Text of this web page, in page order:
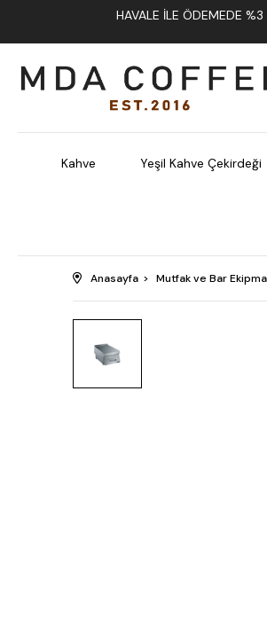
HAVALE İLE ÖDEMEDE
Kahve Yeşil Kahve Çekirdeği
Anasayfa Mutfak ve Bar